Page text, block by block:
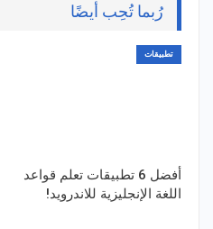
رُبما تُحِب أيضًا
تطبيقات
أفضل 6 تطبيقات تعلم قواعد
اللغة الإنجليزية للاندرويد!